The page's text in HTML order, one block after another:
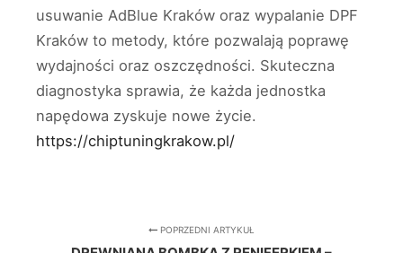
usuwanie AdBlue Kraków oraz wypalanie DPF
Kraków to metody, które pozwalają poprawę
wydajności oraz oszczędności. Skuteczna
diagnostyka sprawia, że każda jednostka
napędowa zyskuje nowe życie.
https://chiptuningkrakow.pl/
POPRZEDNI ARTYKUŁ